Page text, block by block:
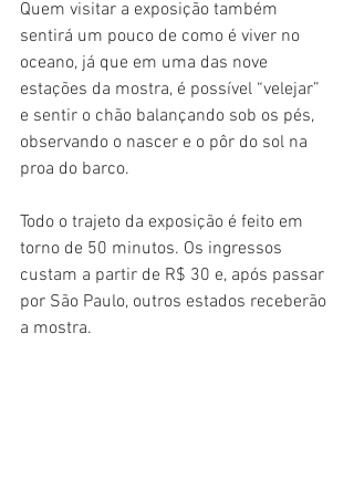
Quem visitar a exposição também
sentirá um pouco de como é viver no
oceano, já que em uma das nove
estações da mostra, é possível “velejar”
e sentir o chão balançando sob os pés,
observando o nascer e o pôr do sol na
proa do barco.
Todo o trajeto da exposição é feito em
torno de 50 minutos. Os ingressos
custam a partir de R$ 30 e, após passar
por São Paulo, outros estados receberão
a mostra.